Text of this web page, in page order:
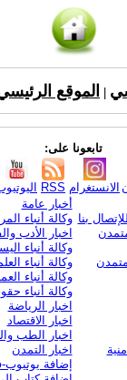
الموقع
تابعونا على:
RSS الانستغرام
بنا
أخبار عامة
وكالة أنباء
اخبار الأدب
وكالة أنباء
وكالة أنباء
وكالة أنباء
وكالة أنباء
اخبار الرياضة
اخبار الاقتصاد
اخبار الطب
اخبار التمدن
إضافة